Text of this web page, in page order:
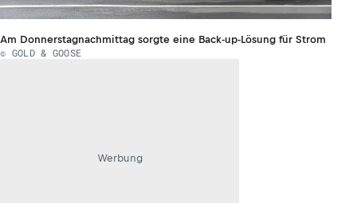
Am Donnerstagnachmittag sorgte eine Back-up-Lösung für Strom
© GOLD & GOOSE
Werbung